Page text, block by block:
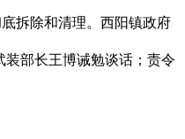
拆除和清理。西阳镇政府
部长王博诫勉谈话；责令